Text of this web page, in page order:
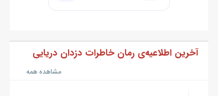
طلایی‌اش را یک طرفه شانه زده بود و چشمان سبزش از دیدن من
واقعا می‌درخشیدند. خب من به همان دلایلی که گفتم مورد خوبی برای
آخرین اطلاعیه‌ی رمان خاطرات دزدان دریایی
مشاهده همه